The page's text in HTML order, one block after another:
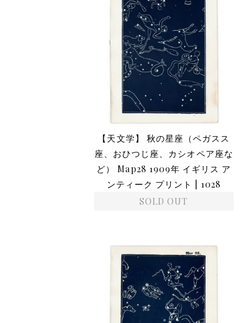
【天文学】 秋の星座（ペガスス
座、おひつじ座、カシオペア座な
ど） Map28 1909年 イギリス ア
ンティーク プリント | 1028
SOLD OUT